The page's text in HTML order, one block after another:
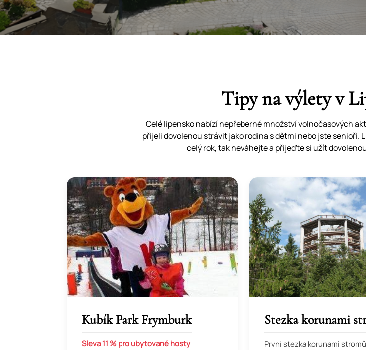
Tipy na výlety v
Celé lipensko nabízí nepřeberné množství volnočasových
přijeli dovolenou strávit jako rodina s dětmi nebo jste senioři.
celý rok, tak neváhejte a přijeďte si užít
Kubík Park Frymburk
Sleva 11 % pro ubytované hosty
Stezka korunami
První stezka korunami